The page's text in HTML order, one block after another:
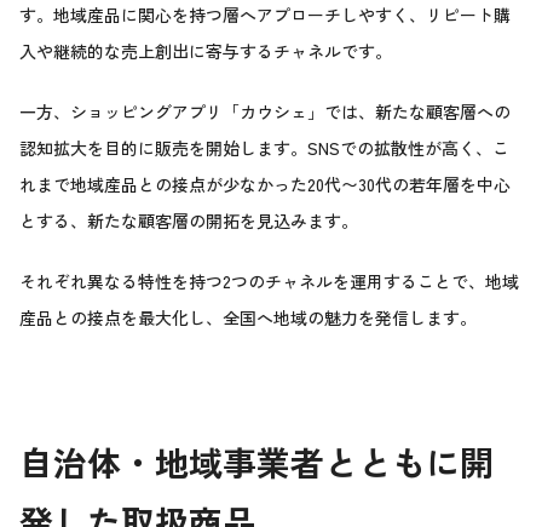
す。地域産品に関心を持つ層へアプローチしやすく、リピート購
入や継続的な売上創出に寄与するチャネルです。
一方、ショッピングアプリ「カウシェ」では、新たな顧客層への
認知拡大を目的に販売を開始します。SNSでの拡散性が高く、こ
れまで地域産品との接点が少なかった20代〜30代の若年層を中心
とする、新たな顧客層の開拓を見込みます。
それぞれ異なる特性を持つ2つのチャネルを運用することで、地域
産品との接点を最大化し、全国へ地域の魅力を発信します。
自治体・地域事業者とともに開